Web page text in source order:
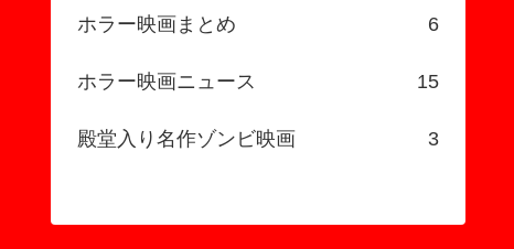
ホラー映画まとめ 6
ホラー映画ニュース 15
殿堂入り名作ゾンビ映画 3